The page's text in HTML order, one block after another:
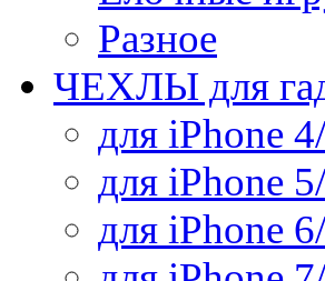
Разное
ЧЕХЛЫ для
для iPhone
для iPhone
для iPhone